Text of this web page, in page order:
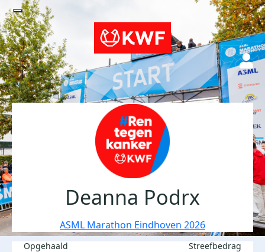
Deanna Podrx
ASML Marathon Eindhoven 2026
Opgehaald Streefbedrag